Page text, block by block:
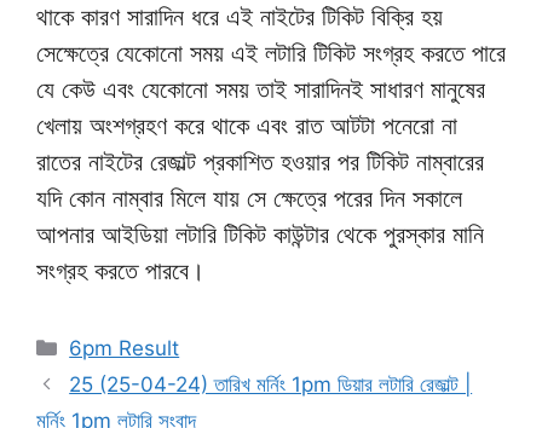
থাকে কারণ সারাদিন ধরে এই নাইটের টিকিট বিক্রি হয়
সেক্ষেত্রে যেকোনো সময় এই লটারি টিকিট সংগ্রহ করতে পারে
যে কেউ এবং যেকোনো সময় তাই সারাদিনই সাধারণ মানুষের
খেলায় অংশগ্রহণ করে থাকে এবং রাত আটটা পনেরো না
রাতের নাইটের রেজাল্ট প্রকাশিত হওয়ার পর টিকিট নাম্বারের
যদি কোন নাম্বার মিলে যায় সে ক্ষেত্রে পরের দিন সকালে
আপনার আইডিয়া লটারি টিকিট কাউন্টার থেকে পুরস্কার মানি
সংগ্রহ করতে পারবে।
Categories
6pm Result
25 (25-04-24) তারিখ মর্নিং 1pm ডিয়ার লটারি রেজাল্ট |
মর্নিং 1pm লটারি সংবাদ